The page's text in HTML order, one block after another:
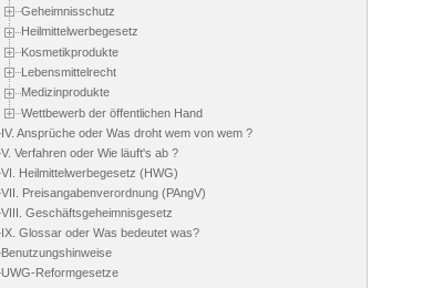
Geheimnisschutz
Heilmittelwerbegesetz
Kosmetikprodukte
Lebensmittelrecht
Medizinprodukte
Wettbewerb der öffentlichen Hand
IV. Ansprüche oder Was droht wem von wem ?
V. Verfahren oder Wie läuft's ab ?
VI. Heilmittelwerbegesetz (HWG)
VII. Preisangabenverordnung (PAngV)
VIII. Geschäftsgeheimnisgesetz
IX. Glossar oder Was bedeutet was?
Benutzungshinweise
UWG-Reformgesetze